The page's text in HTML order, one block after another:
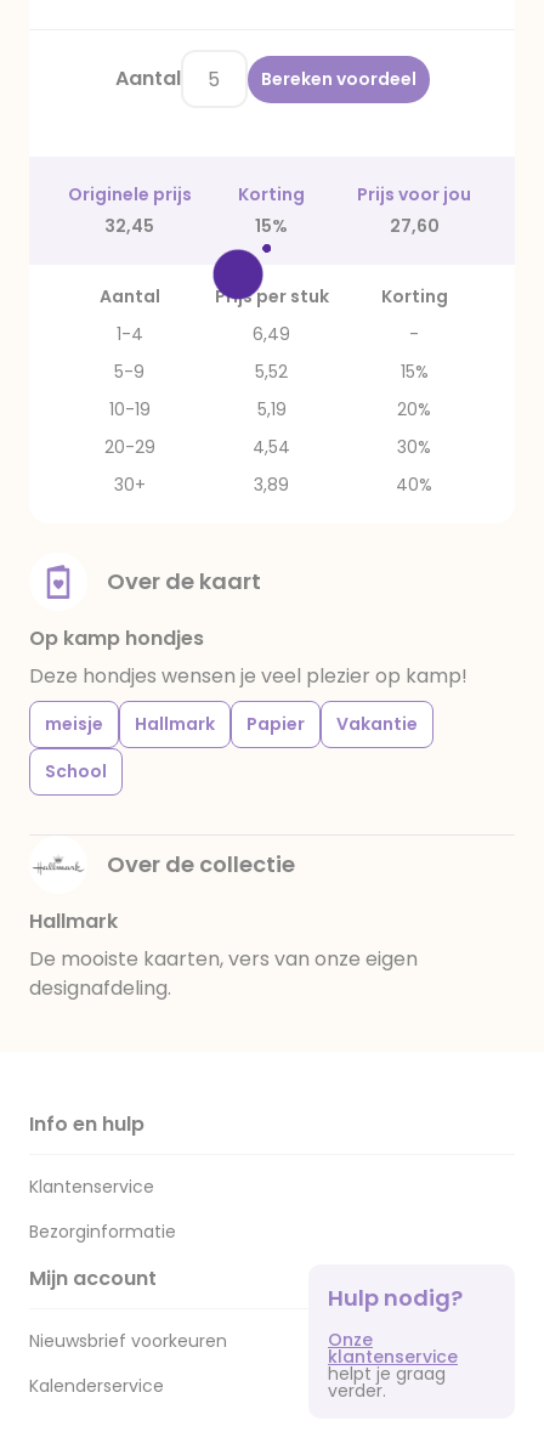
Aantal Bereken voordeel
Originele prijs Korting
Prijs voor jou
32,45
15% 27,60
Aantal Prijs per stuk
Korting
1-4
6,49
-
5-9
5,52
15%
10-19
5,19
20%
20-29
4,54
30%
30+
3,89 40%
Over de kaart
Op kamp hondjes
Deze hondjes wensen je veel plezier op kamp!
meisje Hallmark Papier
Vakantie
School
Over de collectie
Hallmark
De mooiste kaarten, vers van onze eigen
designafdeling.
Info en hulp
Klantenservice
Bezorginformatie
Mijn account
Nieuwsbrief voorkeuren
Kalenderservice
Hulp nodig?
Onze
klantenservice
helpt je graag
verder.